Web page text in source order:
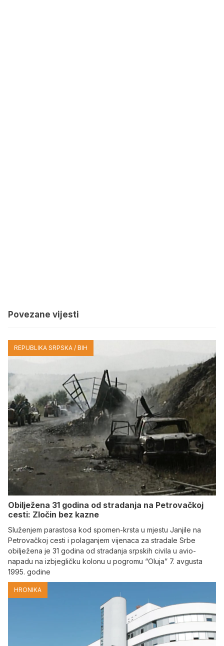
Povezane vijesti
REPUBLIKA SRPSKA / BIH
Obilježena 31 godina od stradanja na Petrovačkoj
cesti: Zločin bez kazne
Služenjem parastosa kod spomen-krsta u mjestu Janjile na
Petrovačkoj cesti i polaganjem vijenaca za stradale Srbe
obilježena je 31 godina od stradanja srpskih civila u avio-
napadu na izbjegličku kolonu u pogromu “Oluja” 7. avgusta
1995. godine
HRONIKA